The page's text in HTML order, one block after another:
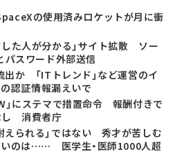
の使用済みロケットが月に衝
した人が分かる」サイト拡散 ソー
パスワード外部送信
か 「ITトレンド」など運営のイ
認証情報漏えいで
」にステマで措置命令 報酬付きで
し 消費者庁
えられる」ではない 秀才が苦しむ
いのは…… 医学生・医師1000人超